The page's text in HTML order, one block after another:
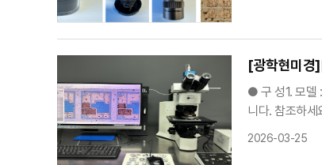
[광학현미경
● 구 성1. 모델
니다. 참조하세
2026-03-25